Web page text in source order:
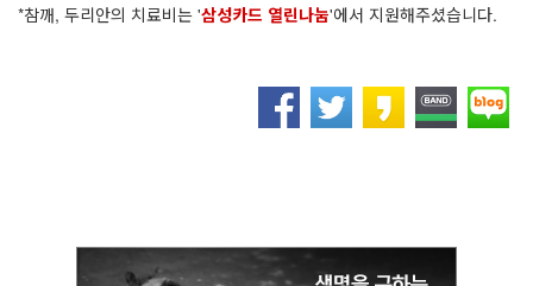
*참깨, 두리안의 치료비는 '삼성카드 열린나눔'에서 지원해주셨습니다.